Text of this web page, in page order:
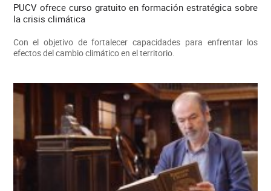
PUCV ofrece curso gratuito en formación estratégica sobre
la crisis climática
Con el objetivo de fortalecer capacidades para enfrentar los
efectos del cambio climático en el territorio.